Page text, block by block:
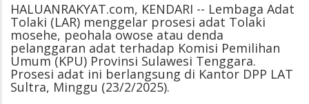
HALUANRAKYAT.com, KENDARI -- Lembaga Adat
Tolaki (LAR) menggelar prosesi adat Tolaki
mosehe, peohala owose atau denda
pelanggaran adat terhadap Komisi Pemilihan
Umum (KPU) Provinsi Sulawesi Tenggara.
Prosesi adat ini berlangsung di Kantor DPP LAT
Sultra, Minggu (23/2/2025).